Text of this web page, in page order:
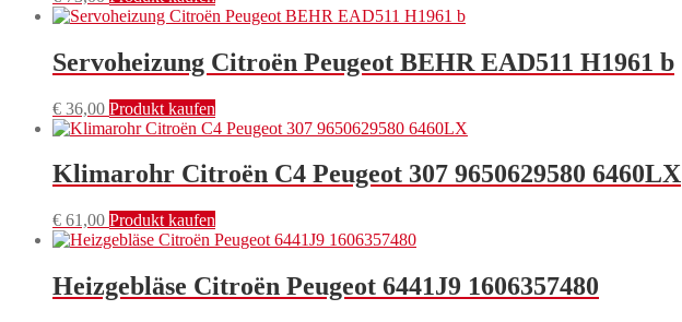
Servoheizung Citroën Peugeot BEHR EAD511 H1961 b
€ 36,00 Produkt kaufen
Klimarohr Citroën C4 Peugeot 307 9650629580 6460LX
€ 61,00 Produkt kaufen
Heizgebläse Citroën Peugeot 6441J9 1606357480